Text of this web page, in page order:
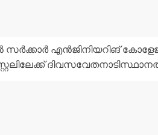
സർക്കാർ എൻജിനിയറിങ്